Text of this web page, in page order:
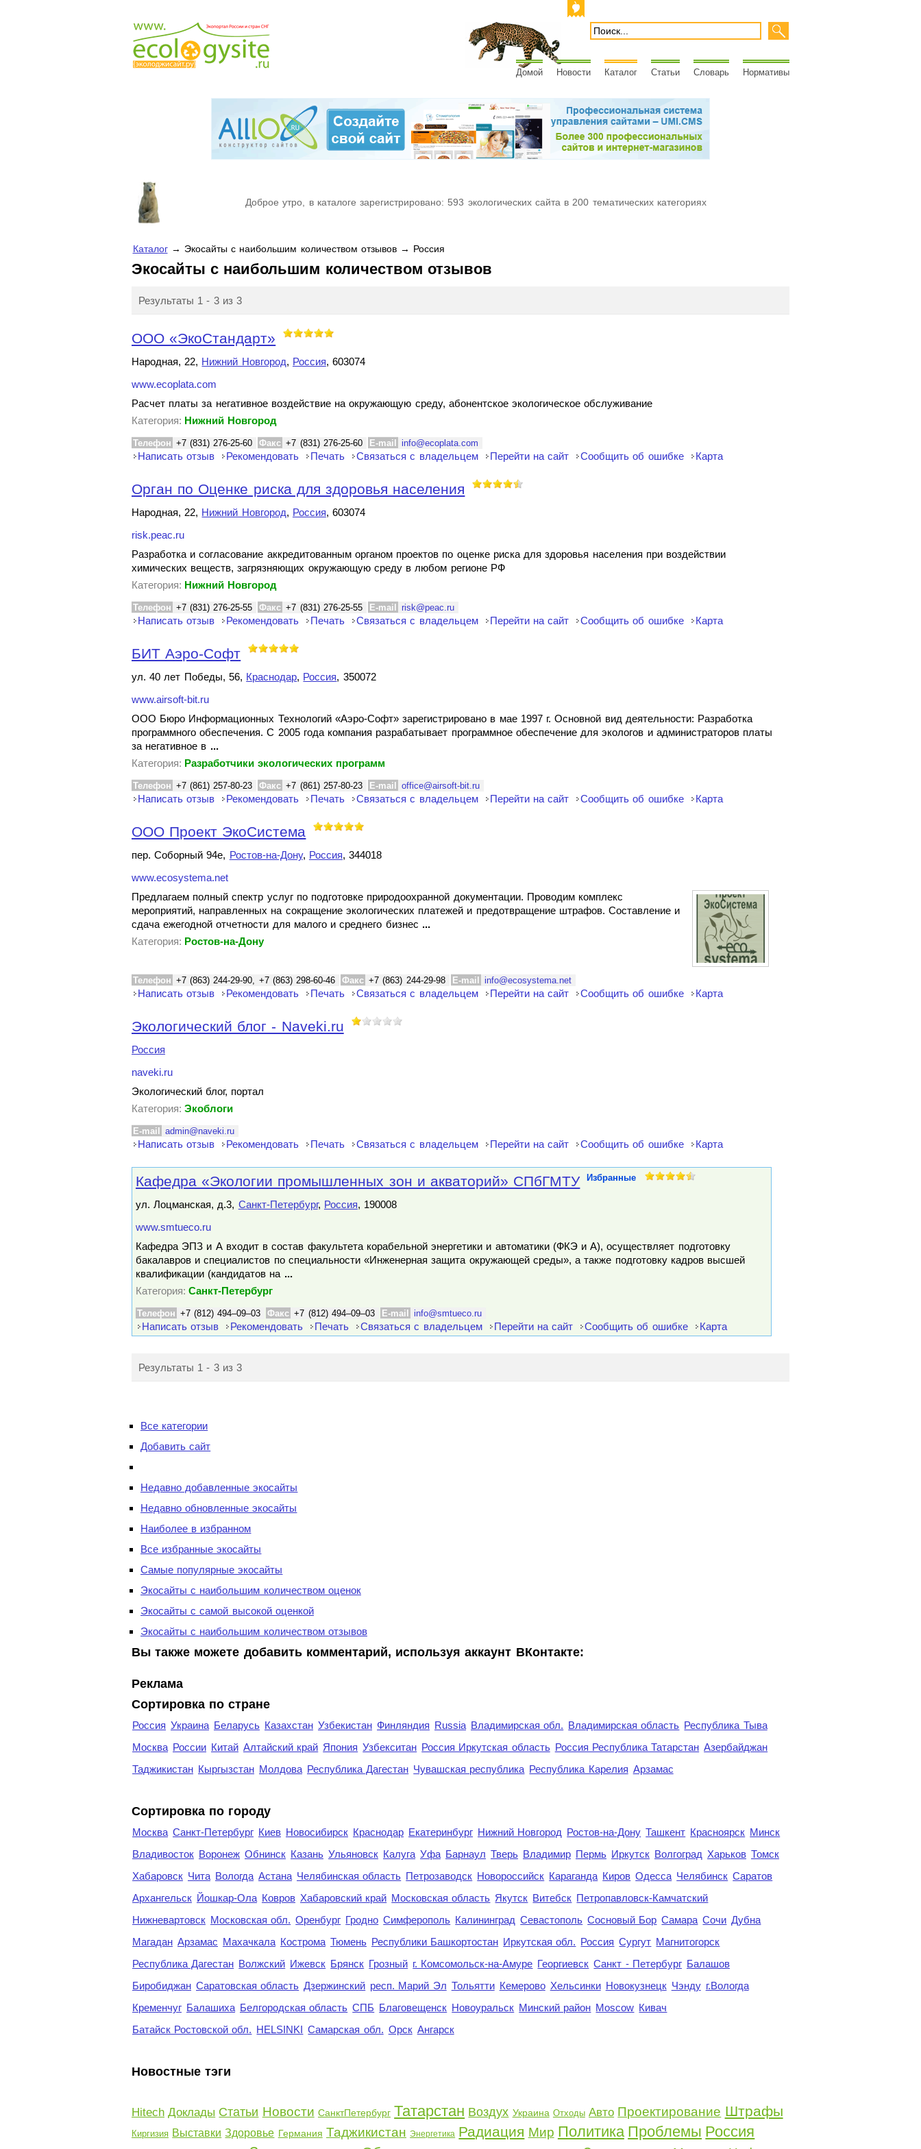
Домой Новости Каталог Статьи Словарь Нормативы
Доброе утро, в каталоге зарегистрировано: 593 экологических сайта в 200 тематических категориях
Каталог→ Экосайты с наибольшим количеством отзывов → Россия
Экосайты с наибольшим количеством отзывов
Результаты 1 - 3 из 3
ООО «ЭкоСтандарт»
Народная, 22, Нижний Новгород, Россия, 603074
www.ecoplata.com
Расчет платы за негативное воздействие на окружающую среду, абонентское экологическое обслуживание
Категория: Нижний Новгород
Телефон +7 (831) 276-25-60 Факс +7 (831) 276-25-60 E-mail info@ecoplata.com
Написать отзыв Рекомендовать Печать Связаться с владельцем Перейти на сайт Сообщить об ошибке Карта
Орган по Оценке риска для здоровья населения
Народная, 22, Нижний Новгород, Россия, 603074
risk.peac.ru
Разработка и согласование аккредитованным органом проектов по оценке риска для здоровья населения при воздействии
химических веществ, загрязняющих окружающую среду в любом регионе РФ
Категория: Нижний Новгород
Телефон +7 (831) 276-25-55 Факс +7 (831) 276-25-55 E-mail risk@peac.ru
Написать отзыв Рекомендовать Печать Связаться с владельцем Перейти на сайт Сообщить об ошибке Карта
БИТ Аэро-Софт
ул. 40 лет Победы, 56, Краснодар, Россия, 350072
www.airsoft-bit.ru
ООО Бюро Информационных Технологий «Аэро-Софт» зарегистрировано в мае 1997 г. Основной вид деятельности: Разработка
программного обеспечения. С 2005 года компания разрабатывает программное обеспечение для экологов и администраторов платы
за негативное в ...
Категория: Разработчики экологических программ
Телефон +7 (861) 257-80-23 Факс +7 (861) 257-80-23 E-mail office@airsoft-bit.ru
Написать отзыв Рекомендовать Печать Связаться с владельцем Перейти на сайт Сообщить об ошибке Карта
ООО Проект ЭкоСистема
пер. Соборный 94е, Ростов-на-Дону, Россия, 344018
www.ecosystema.net
Предлагаем полный спектр услуг по подготовке природоохранной документации. Проводим комплекс
мероприятий, направленных на сокращение экологических платежей и предотвращение штрафов. Составление и
сдача ежегодной отчетности для малого и среднего бизнес ...
Категория: Ростов-на-Дону
Телефон +7 (863) 244-29-90, +7 (863) 298-60-46 Факс +7 (863) 244-29-98 E-mail info@ecosystema.net
Написать отзыв Рекомендовать Печать Связаться с владельцем Перейти на сайт Сообщить об ошибке Карта
Экологический блог - Naveki.ru
Россия
naveki.ru
Экологический блог, портал
Категория: Экоблоги
E-mail admin@naveki.ru
Написать отзыв Рекомендовать Печать Связаться с владельцем Перейти на сайт Сообщить об ошибке Карта
Кафедра «Экологии промышленных зон и акваторий» СПбГМТУ Избранные
ул. Лоцманская, д.3, Санкт-Петербург, Россия, 190008
www.smtueco.ru
Кафедра ЭПЗ и А входит в состав факультета корабельной энергетики и автоматики (ФКЭ и А), осуществляет подготовку
бакалавров и специалистов по специальности «Инженерная защита окружающей среды», а также подготовку кадров высшей
квалификации (кандидатов на ...
Категория: Санкт-Петербург
Телефон +7 (812) 494–09–03 Факс +7 (812) 494–09–03 E-mail info@smtueco.ru
Написать отзыв Рекомендовать Печать Связаться с владельцем Перейти на сайт Сообщить об ошибке Карта
Результаты 1 - 3 из 3
Все категории
Добавить сайт
Недавно добавленные экосайты
Недавно обновленные экосайты
Наиболее в избранном
Все избранные экосайты
Самые популярные экосайты
Экосайты с наибольшим количеством оценок
Экосайты с самой высокой оценкой
Экосайты с наибольшим количеством отзывов
Вы также можете добавить комментарий, используя аккаунт ВКонтакте:
Реклама
Сортировка по стране
Россия Украина Беларусь Казахстан Узбекистан Финляндия Russia Владимирская обл. Владимирская область Республика Тыва
Москва России Китай Алтайский край Япония Узбекситан Россия Иркутская область Россия Республика Татарстан Азербайджан
Таджикистан Кыргызстан Молдова Республика Дагестан Чувашская республика Республика Карелия Арзамас
Cортировка по городу
Москва Санкт-Петербург Киев Новосибирск Краснодар Екатеринбург Нижний Новгород Ростов-на-Дону Ташкент Красноярск Минск
Владивосток Воронеж Обнинск Казань Ульяновск Калуга Уфа Барнаул Тверь Владимир Пермь Иркутск Волгоград Харьков Томск
Хабаровск Чита Вологда Астана Челябинская область Петрозаводск Новороссийск Караганда Киров Одесса Челябинск Саратов
Архангельск Йошкар-Ола Ковров Хабаровский край Московская область Якутск Витебск Петропавловск-Камчатский
Нижневартовск Московская обл. Оренбург Гродно Симферополь Калининград Севастополь Сосновый Бор Самара Сочи Дубна
Магадан Арзамас Махачкала Кострома Тюмень Республики Башкортостан Иркутская обл. Россия Сургут Магнитогорск
Республика Дагестан Волжский Ижевск Брянск Грозный г. Комсомольск-на-Амуре Георгиевск Санкт - Петербург Балашов
Биробиджан Саратовская область Дзержинский респ. Марий Эл Тольятти Кемерово Хельсинки Новокузнецк Чэнду г.Вологда
Кременчуг Балашиха Белгородская область СПБ Благовещенск Новоуральск Минский район Moscow Кивач
Батайск Ростовской обл. HELSINKI Самарская обл. Орск Ангарск
Новостные тэги
Hitech Доклады Статьи Новости СанктПетербург Татарстан Воздух Украина Отходы Авто Проектирование Штрафы
Киргизия Выставки Здоровье Германия Таджикистан Энергетика Радиация Мир Политика Проблемы Россия